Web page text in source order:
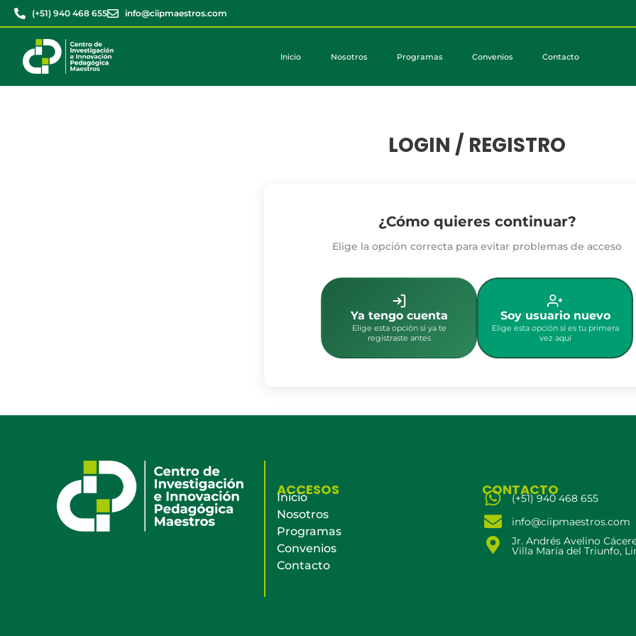
(+51) 940 468 655 info@ciipmaestros.com
Inicio Nosotros Programas Convenios Contacto
LOGIN / REGISTRO
¿Cómo quieres continuar?
Elige la opción correcta para evitar problemas de acceso
Ya tengo cuenta
Elige esta opción si ya te
registraste antes
Soy usuario nuevo
Elige esta opción si es tu primera
vez aquí
ACCESOS
Inicio
Nosotros
Programas
Convenios
Contacto
CONTACTO
(+51) 940 468 655
info@ciipmaestros.com
Jr. Andrés Avelino
Villa María del Triunfo,